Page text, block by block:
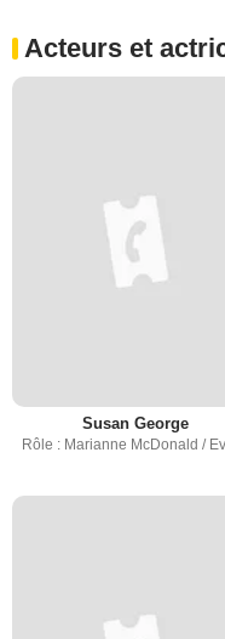
Acteurs et
Susan George
Rôle : Marianne McDonald /